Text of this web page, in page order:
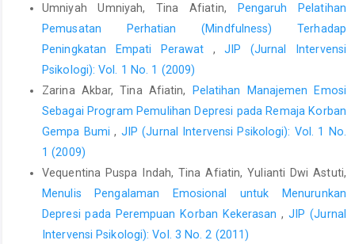
Umniyah Umniyah, Tina Afiatin,
Pengaruh Pelatihan
Pemusatan Perhatian (Mindfulness) Terhadap
Peningkatan Empati Perawat ,JIP (Jurnal Intervensi
Psikologi): Vol. 1 No. 1 (2009)
Zarina Akbar, Tina Afiatin,
Pelatihan Manajemen Emosi
Sebagai Program Pemulihan Depresi pada Remaja Korban
Gempa Bumi, JIP (Jurnal Intervensi Psikologi): Vol. 1 No.
1 (2009)
Vequentina Puspa Indah, Tina Afiatin, Yulianti Dwi Astuti,
Menulis Pengalaman Emosional untuk Menurunkan
Depresi pada Perempuan Korban Kekerasan,JIP (Jurnal
Intervensi Psikologi): Vol. 3 No. 2 (2011)